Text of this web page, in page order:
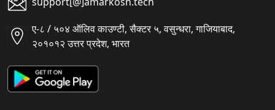
ए-८ / ५०४ ऑलिव काउण्टी, सैक्टर ५, वसुन्धरा, गाजियाबाद,
२०१०१२ उत्तर प्रदेश, भारत